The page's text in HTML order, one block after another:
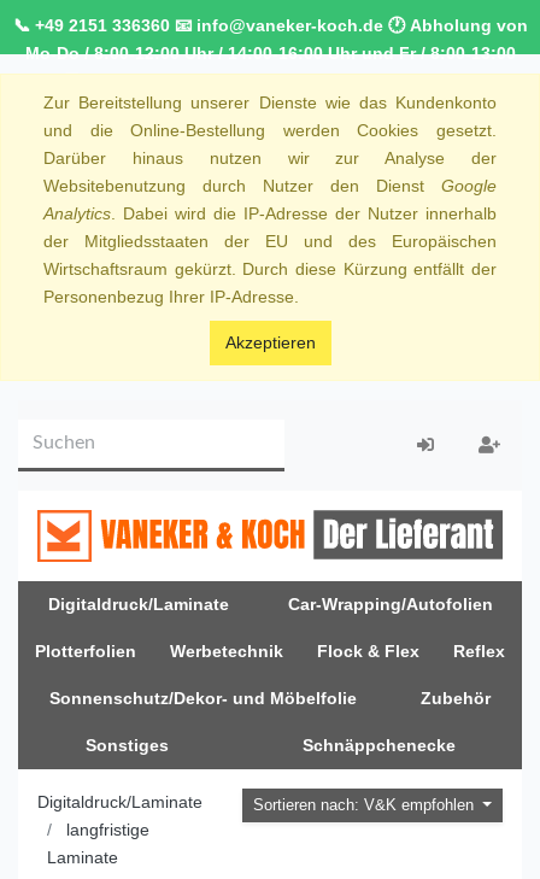
📞 +49 2151 336360 📧 info@vaneker-koch.de 🕐 Abholung von
Mo-Do / 8:00-12:00 Uhr / 14:00-16:00 Uhr und Fr / 8:00-13:00
NRW 🚛 Kostenfreie Lieferung ab 250€ Bestellwert
Zur Bereitstellung unserer Dienste wie das Kundenkonto
und die Online-Bestellung werden Cookies gesetzt.
Darüber hinaus nutzen wir zur Analyse der
Websitebenutzung durch Nutzer den Dienst Google
Analytics . Dabei wird die IP-Adresse der Nutzer innerhalb
der Mitgliedsstaaten der EU und des Europäischen
Wirtschaftsraum gekürzt. Durch diese Kürzung entfällt der
Personenbezug Ihrer IP-Adresse.
Akzeptieren
Digitaldruck/Laminate Car-Wrapping/Autofolien
Plotterfolien Werbetechnik Flock & Flex Reflex
Sonnenschutz/Dekor- und Möbelfolie Zubehör
Sonstiges Schnäppchenecke
Digitaldruck/Laminate
langfristige
Laminate
Sortieren nach: V&K empfohlen